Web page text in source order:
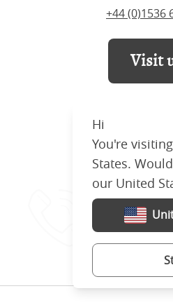
+44 (0)1536
Visit
Habla
+44
Hi
You're
States.
our United